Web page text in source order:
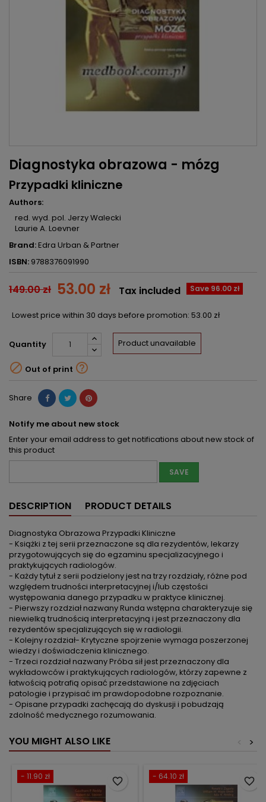
Diagnostyka obrazowa - mózg
Przypadki kliniczne
Authors:
red. wyd. pol. Jerzy Walecki
Laurie A. Loevner
Brand:Edra Urban & Partner
ISBN: 9788376091990
149.00 zł 53.00 zł Save 96.00 zł
Tax included
Lowest price within 30 days before promotion: 53.00 zł
Quantity Product unavailable
 Out of print 
Share
Notify me about new stock
Enter your email address to get notifications about new stock of
this product
SAVE
DESCRIPTION PRODUCT DETAILS
Diagnostyka Obrazowa Przypadki Kliniczne
- Książki z tej serii przeznaczone są dla rezydentów, lekarzy
przygotowujących się do egzaminu specjalizacyjnego i
praktykujących radiologów.
- Każdy tytuł z serii podzielony jest na trzy rozdziały, różne pod
względem trudności interpretacyjnej i/lub częstości
występowania danego przypadku w praktyce klinicznej.
- Pierwszy rozdział nazwany Runda wstępna charakteryzuje się
niewielką trudnością interpretacyjną i jest przeznaczony dla
rezydentów specjalizujących się w radiologii.
- Kolejny rozdział- Krytyczne spojrzenie wymaga poszerzonej
wiedzy i doświadczenia klinicznego.
- Trzeci rozdział nazwany Próba sił jest przeznaczony dla
wykładowców i praktykujących radiologów, którzy zapewne z
łatwością potrafią opisać przedstawione na zdjęciach
patologie i przypisać im prawdopodobne rozpoznanie.
- Opisane przypadki zachęcają do dyskusji i pobudzają
zdolność medycznego rozumowania.
YOU MIGHT ALSO LIKE >
<
- 11.90 zł favorite_border - 64.10 zł favorite_border